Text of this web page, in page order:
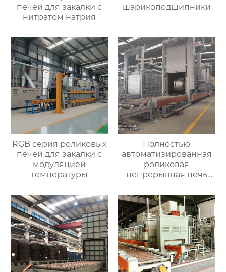
печей для закалки с
нитратом натрия
шарикоподшипники
RGB серия роликовых
печей для закалки с
модуляцией
температуры
Полностью
автоматизированная
роликовая
непрерывная печь
алюминиевых листов